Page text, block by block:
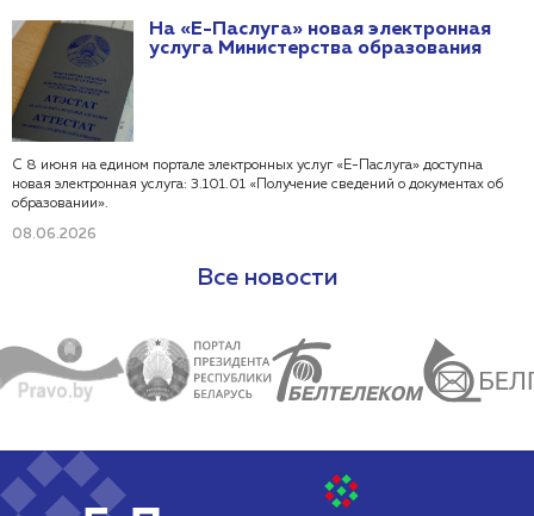
приостановления) расходных операций по счетам субъектов
хозяйствования».
На «Е-Паслуга» новая электронная
услуга Министерства образования
С 8 июня на едином портале электронных услуг «Е-Паслуга» доступна
новая электронная услуга: 3.101.01 «Получение сведений о документах об
образовании».
08.06.2026
Все новости